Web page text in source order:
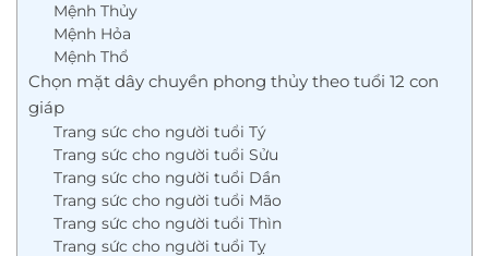
Mệnh Thủy
Mệnh Hỏa
Mệnh Thổ
Chọn mặt dây chuyền phong thủy theo tuổi 12 con
giáp
Trang sức cho người tuổi Tý
Trang sức cho người tuổi Sửu
Trang sức cho người tuổi Dần
Trang sức cho người tuổi Mão
Trang sức cho người tuổi Thìn
Trang sức cho người tuổi Tỵ